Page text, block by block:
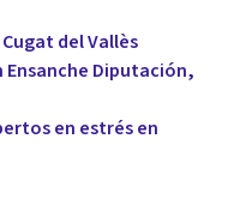
del Vallès
Ensanche Diputación,
en estrés en